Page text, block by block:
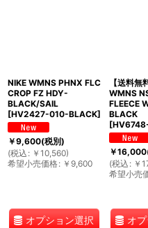
NIKE WMNS PHNX FLC
CROP FZ HDY-
BLACK/SAIL
[HV2427-010-BLACK]
￥9,600(税別)
(税込 : ￥ 10,560)
希望小売価格: ￥ 9,600
オプション選択
【送料無
WMNS
FLEECE
BLACK
[
￥16,000
(税込 : ￥
希望小売
オ